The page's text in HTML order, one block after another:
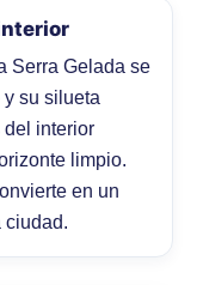
Serra Gelada se
su silueta
del interior
limpio.
en un
ciudad.